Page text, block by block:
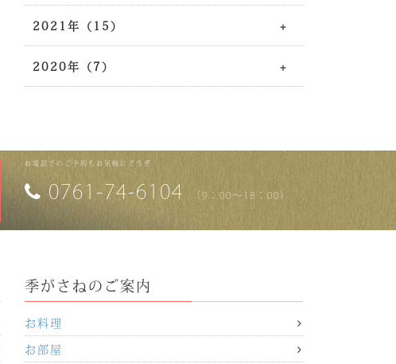
2021年（15）
2020年（7）
お電話でのご予約もお気軽にどうぞ
0761-74-6104 （9：00～18：00）
季がさねのご案内
お料理
お部屋